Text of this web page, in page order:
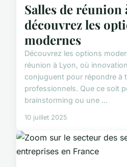
Salles de réunion
découvrez les
modernes
Découvrez les options
réunion à Lyon, où
conjuguent pour répondre à
professionnels. Que ce soit
brainstorming ou une ...
10 juillet 2025